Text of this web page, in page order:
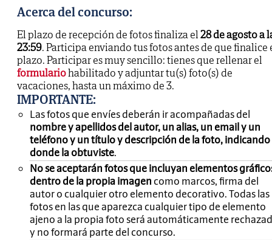
Acerca del concurso:
El plazo de recepción de fotos finaliza el28 de agosto a
23:59. Participa enviando tus fotos antes de que finalice
plazo. Participar es muy sencillo: tienes que rellenar el
formulariohabilitado y adjuntar tu(s) foto(s) de
vacaciones, hasta un máximo de 3.
IMPORTANTE:
Las fotos que envíes deberán ir acompañadas del
nombre y apellidos del autor, un alias, un email y un
teléfono y un título y descripción de la foto, indicando
donde la obtuviste.
No se aceptarán fotos que incluyan elementos
dentro de la propia imagen como marcos, firma del
autor o cualquier otro elemento decorativo. Todas las
fotos en las que aparezca cualquier tipo de elemento
ajeno a la propia foto será automáticamente
y no formará parte del concurso.